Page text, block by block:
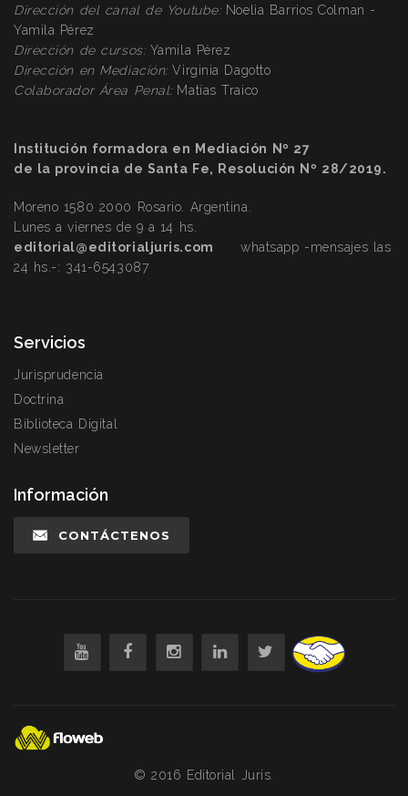
Dirección del canal de Youtube: Noelia Barrios Colman -
Yamila Pérez
Dirección de cursos: Yamila Pérez
Dirección en Mediación:Virginia Dagotto
Colaborador Área Penal:Matías Traico
Institución formadora en Mediación Nº 27
de la provincia de Santa Fe, Resolución Nº 28/2019.
Moreno 1580 2000 Rosario. Argentina.
Lunes a viernes de 9 a 14 hs.
editorial@editorialjuris.com
whatsapp -mensajes las
24 hs.-: 341-6543087
Servicios
Jurisprudencia
Doctrina
Biblioteca Digital
Newsletter
Información
CONTÁCTENOS
© 2016 Editorial Juris.